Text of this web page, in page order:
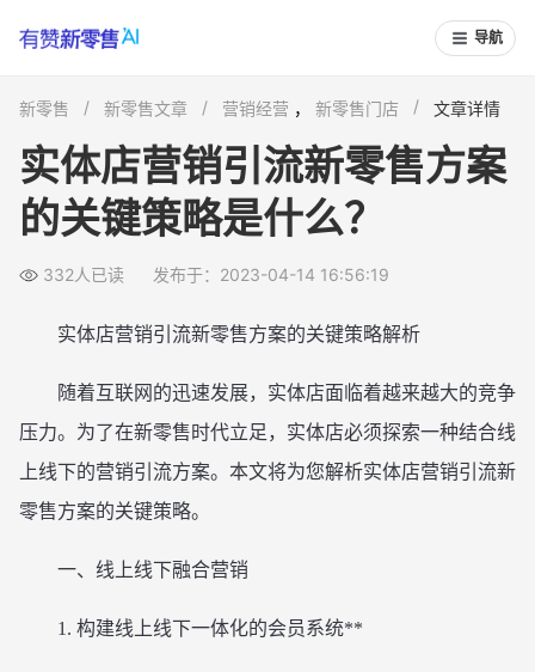
导航
新零售 新零售文章 营销经营 ， 新零售门店 文章详情
实体店营销引流新零售方案
的关键策略是什么？
332人已读 发布于：2023-04-14 16:56:19
实体店营销引流新零售方案的关键策略解析
随着互联网的迅速发展，实体店面临着越来越大的竞争
压力。为了在新零售时代立足，实体店必须探索一种结合线
上线下的营销引流方案。本文将为您解析实体店营销引流新
零售方案的关键策略。
一、线上线下融合营销
1. 构建线上线下一体化的会员系统**